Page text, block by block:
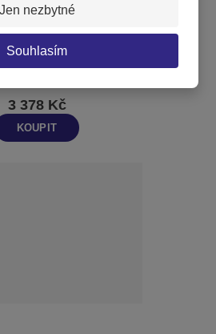
Jen nezbytné
Souhlasímskládací - 68-106 cm PP-174
3 378 Kč
KOUPIT